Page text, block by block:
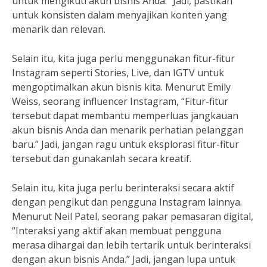
untuk konsisten dalam menyajikan konten yang
menarik dan relevan.
Selain itu, kita juga perlu menggunakan fitur-fitur
Instagram seperti Stories, Live, dan IGTV untuk
mengoptimalkan akun bisnis kita. Menurut Emily
Weiss, seorang influencer Instagram, “Fitur-fitur
tersebut dapat membantu memperluas jangkauan
akun bisnis Anda dan menarik perhatian pelanggan
baru.” Jadi, jangan ragu untuk eksplorasi fitur-fitur
tersebut dan gunakanlah secara kreatif.
Selain itu, kita juga perlu berinteraksi secara aktif
dengan pengikut dan pengguna Instagram lainnya.
Menurut Neil Patel, seorang pakar pemasaran digital,
“Interaksi yang aktif akan membuat pengguna
merasa dihargai dan lebih tertarik untuk berinteraksi
dengan akun bisnis Anda.” Jadi, jangan lupa untuk